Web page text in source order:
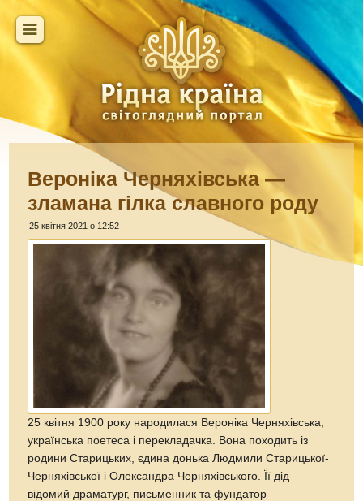
Вероніка Черняхівська —
зламана гілка славного роду
25 квітня 2021 о 12:52
25 квітня 1900 року народилася Вероніка Черняхівська,
українська поетеса і перекладачка. Вона походить із
родини Старицьких, єдина донька Людмили Старицької-
Черняхівської і Олександра Черняхівського. Її дід –
відомий драматург, письменник та фундатор